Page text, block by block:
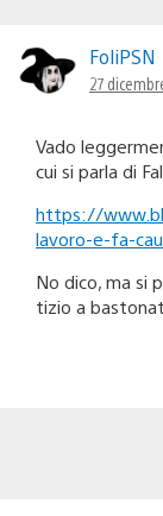
FoliPSN
27
Vado
cui si parla di
https://
lavoro-e-fa-
No dico, ma si
tizio a